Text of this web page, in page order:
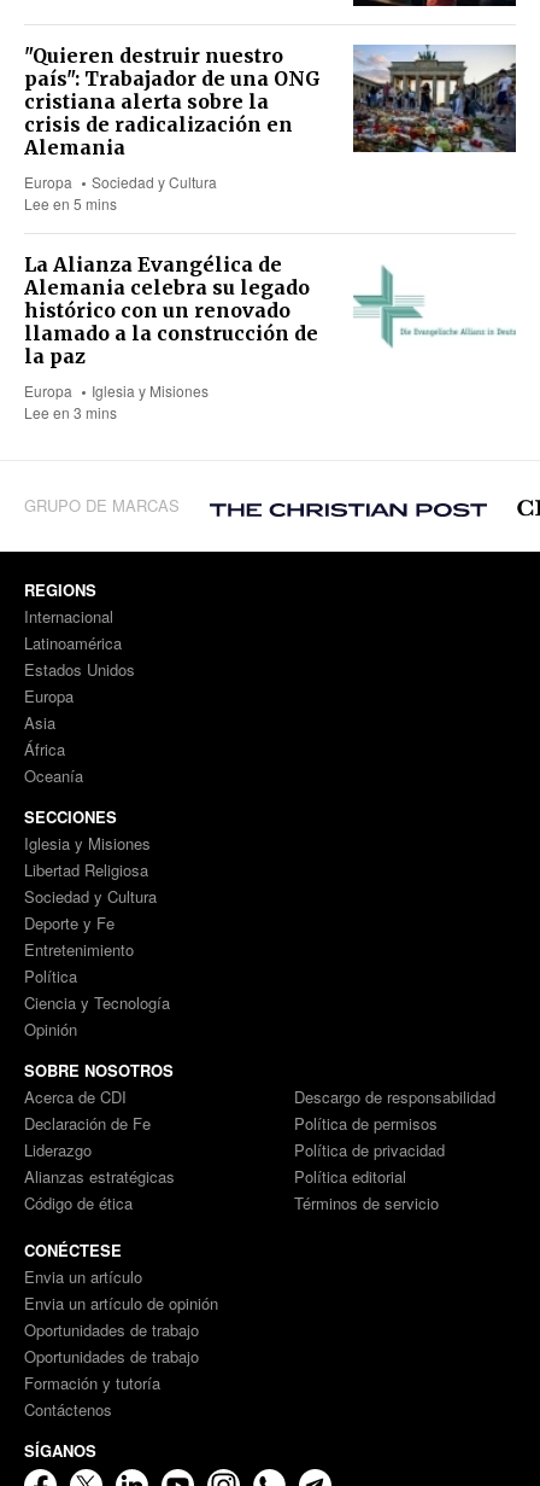
"Quieren destruir nuestro
país": Trabajador de una ONG
cristiana alerta sobre la
crisis de radicalización en
Alemania
Europa
Sociedad y Cultura
Lee en 5 mins
La Alianza Evangélica de
Alemania celebra su legado
histórico con un renovado
llamado a la construcción de
la paz
Europa
Iglesia y Misiones
Lee en 3 mins
GRUPO DE MARCAS
REGIONS
Internacional
Latinoamérica
Estados Unidos
Europa
Asia
África
Oceanía
SECCIONES
Iglesia y Misiones
Libertad Religiosa
Sociedad y Cultura
Deporte y Fe
Entretenimiento
Política
Ciencia y Tecnología
Opinión
SOBRE NOSOTROS
Acerca de CDI
Declaración de Fe
Liderazgo
Alianzas estratégicas
Código de ética
Descargo de responsabilidad
Política de permisos
Política de privacidad
Política editorial
Términos de servicio
CONÉCTESE
Envia un artículo
Envia un artículo de opinión
Oportunidades de trabajo
Oportunidades de trabajo
Formación y tutoría
Contáctenos
SÍGANOS